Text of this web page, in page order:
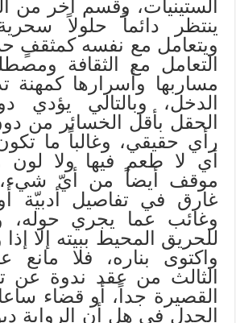
الستينيات، وقسم آخر من
ينتظر دائماً حلولاً
ويتعامل مع نفسه كمثقفٍ
التعامل مع الثقافة
مساربها وأسرارها كمهنة
الدخل، وبالتالي يؤدي
الحقل بأقل الخسائر من
رأي حقيقي، وغالباً ما تكون
أي لا طعم فيها ولا لون
موقف أيضاً من أيّ
غارق في تفاصيل أدبيّة
وغائب عما يجري حوله،
للحريق المحيط ببيته إلا
واكتوى بناره، فلا مانع
الثالث من عقد ندوة عن
القصيرة جداً، أو قضاء
الجدل في هل أن الرواية